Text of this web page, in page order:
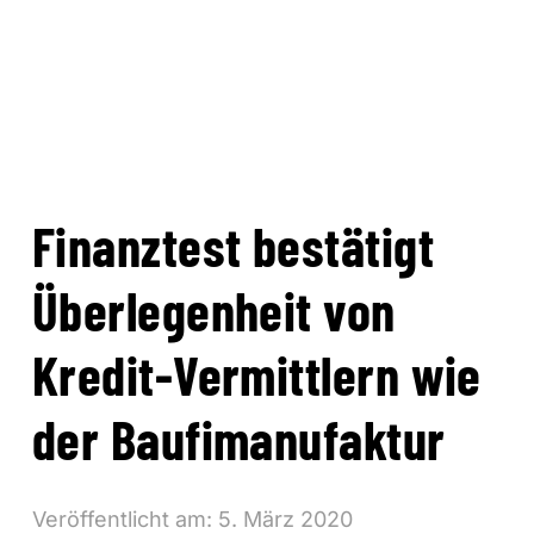
Finanztest bestätigt
Überlegenheit von
Kredit-Vermittlern wie
der Baufimanufaktur
Veröffentlicht am: 5. März 2020